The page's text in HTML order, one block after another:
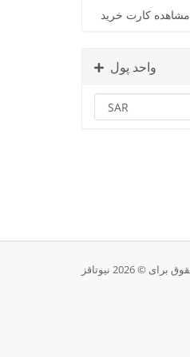
مشاهده کارت خرید
واحد پول